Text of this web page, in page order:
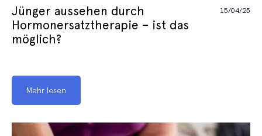
Jünger aussehen durch
Hormonersatztherapie – ist das
möglich?
15/04/25
Mehr lesen